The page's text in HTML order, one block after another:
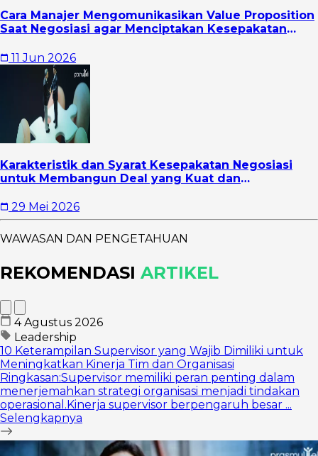
Cara Manajer Mengomunikasikan Value Proposition
Saat Negosiasi agar Menciptakan Kesepakatan
11 Jun 2026
Karakteristik dan Syarat Kesepakatan Negosiasi
untuk Membangun Deal yang Kuat dan
29 Mei 2026
WAWASAN DAN PENGETAHUAN
REKOMENDASI ARTIKEL
4 Agustus 2026
Leadership
10 Keterampilan Supervisor yang Wajib Dimiliki untuk
Meningkatkan Kinerja Tim dan Organisasi
Ringkasan:Supervisor memiliki peran penting dalam
menerjemahkan strategi organisasi menjadi tindakan
operasional.Kinerja supervisor berpengaruh besar ...
Selengkapnya